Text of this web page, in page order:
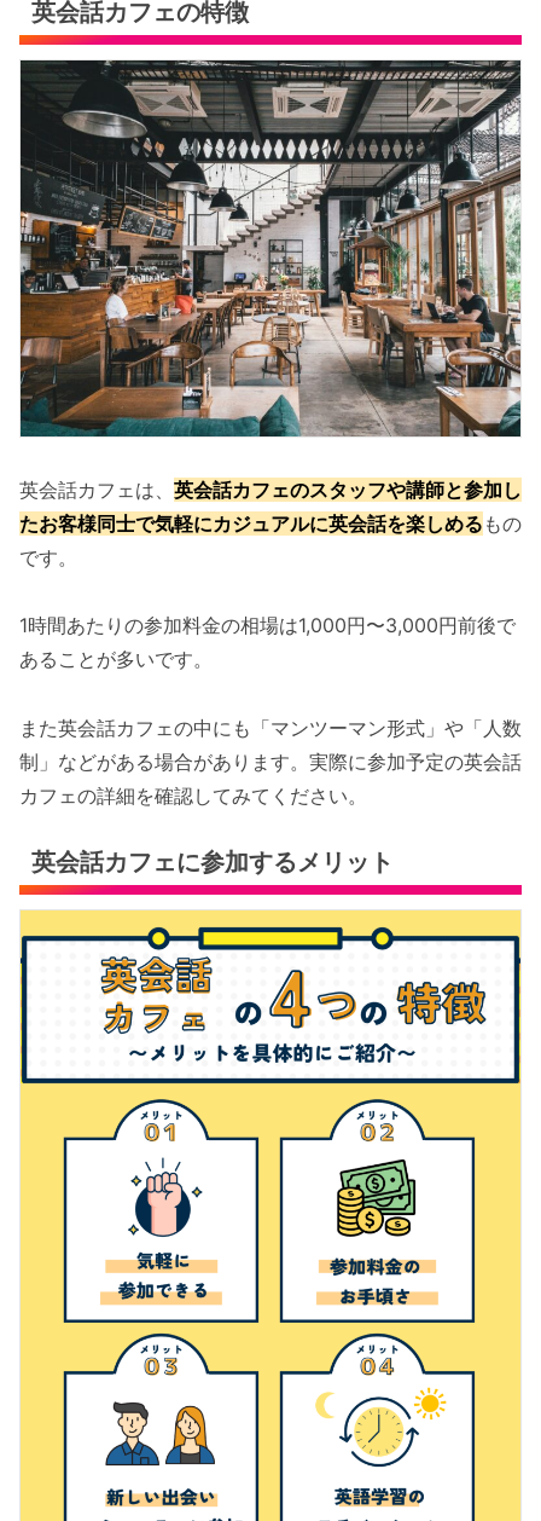
英会話カフェの特徴
英会話カフェは、 英会話カフェのスタッフや講師と参加し
たお客様同士で気軽にカジュアルに英会話を楽しめる もの
です。
1時間あたりの参加料金の相場は1,000円〜3,000円前後で
あることが多いです。
また英会話カフェの中にも「マンツーマン形式」や「人数
制」などがある場合があります。実際に参加予定の英会話
カフェの詳細を確認してみてください。
英会話カフェに参加するメリット